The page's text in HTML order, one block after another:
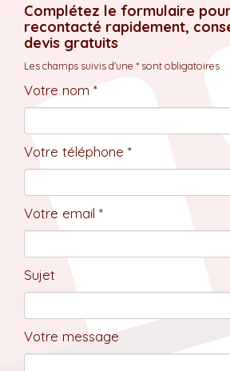
Complétez le formulaire
recontacté rapidement,
devis gratuits
Les champs suivis d'une * sont obligatoires
Votre nom *
Votre téléphone *
Votre email *
Sujet
Votre message